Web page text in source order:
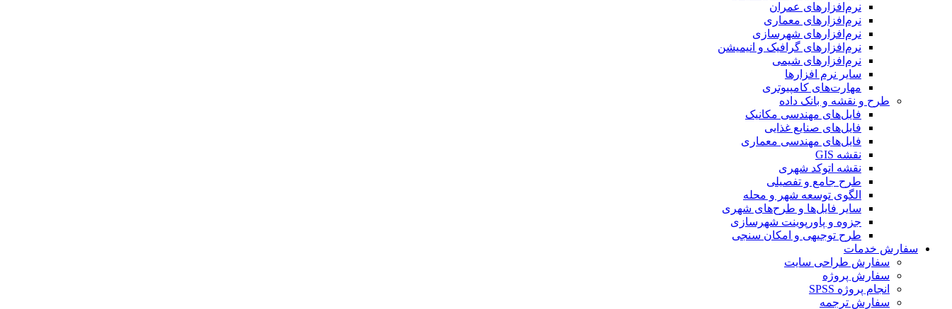
نرم‌افزارهای عمران
نرم‌افزارهای معماری
نرم‌افزارهای شهرسازی
نرم‌افزارهای گرافیک و انیمیشن
نرم‌افزارهای شیمی
سایر نرم افزارها
مهارت‌های کامپیوتری
طرح و نقشه و بانک داده
فایل‌های مهندسی مکانیک
فایل‌های صنایع غذایی
فایل‌های مهندسی معماری
نقشه GIS
نقشه اتوکد شهری
طرح جامع و تفصیلی
الگوی توسعه شهر و محله
سایر فایل‌ها و طرح‌های شهری
جزوه و پاورپوینت شهرسازی
طرح توجیهی و امکان سنجی
سفارش خدمات
سفارش طراحی سایت
سفارش پروژه
انجام پروژه SPSS
سفارش ترجمه